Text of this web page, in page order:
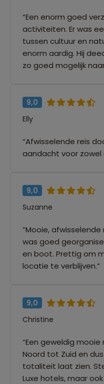
“Een enorm goed
activiteiten. Er was
tussen cultuur en
enorm aardig. Hij
zo goed mogelijk
9,0
Elly
“Afwisselende reis
aandacht voor zowel
9,0
Suzanne
“Mooie, afwisselende
was goed
en boot. Prettig om
locatie te verblijven.”
9,0
Christine
“Een geweldig
Noord tot Zuid en
totaliteit laat zien.
Luxe hotels, maar